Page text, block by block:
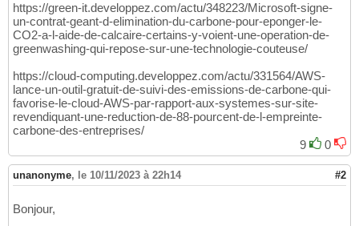
https://green-it.developpez.com/actu/348223/Microsoft-signe-
un-contrat-geant-d-elimination-du-carbone-pour-eponger-le-
CO2-a-l-aide-de-calcaire-certains-y-voient-une-operation-de-
greenwashing-qui-repose-sur-une-technologie-couteuse/
https://cloud-computing.developpez.com/actu/331564/AWS-
lance-un-outil-gratuit-de-suivi-des-emissions-de-carbone-qui-
favorise-le-cloud-AWS-par-rapport-aux-systemes-sur-site-
revendiquant-une-reduction-de-88-pourcent-de-l-empreinte-
carbone-des-entreprises/
9
0
unanonyme, le 10/11/2023 à 22h14 #2
Bonjour,